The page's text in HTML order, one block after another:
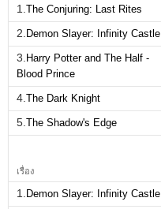
1. The Conjuring: Last Rites
2. Demon Slayer: Infinity Castle
3. Harry Potter and The Half -
Blood Prince
4. The Dark Knight
5. The Shadow's Edge
เรื่อง
1. Demon Slayer: Infinity Castle